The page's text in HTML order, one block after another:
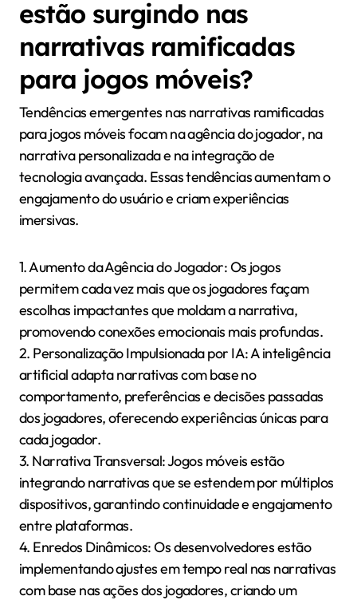
de permanecer engajados quando as decisões levam
a desfechos distintos, criando um senso de agência.
Além disso, integrar arcos de personagens
diversificados enriquece a experiência narrativa,
permitindo que os jogadores explorem diferentes
perspectivas.
Outro aspecto importante é o ritmo. Caminhos
ramificados bem estruturados mantêm um equilíbrio
entre tensão e resolução, mantendo os jogadores
investidos. Jogos que oferecem uma variedade de
recompensando os jogadores por sua curiosidade.
Por fim, mecanismos de feedback desempenham um
papel crítico. Fornecer aos jogadores respostas
claras às suas escolhas promove uma conexão mais
profunda com a narrativa, fazendo com que sintam
que suas decisões realmente importam.
Quais tendências futuras
estão surgindo nas
narrativas ramificadas
para jogos móveis?